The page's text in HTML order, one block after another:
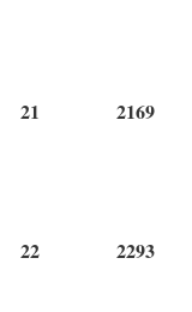
21 2169
22 2293